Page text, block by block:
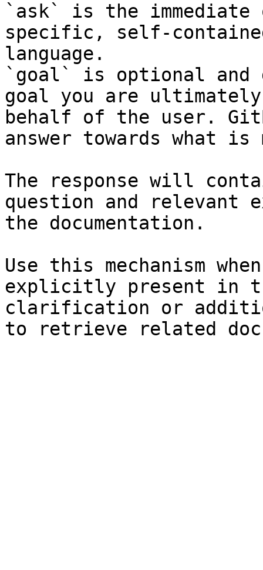
`ask` is the
specific, self-
language.
`goal` is optional and
goal you are
behalf of the user.
answer towards what
The response will
question and relevant
the documentation.
Use this mechanism
explicitly present in
clarification or